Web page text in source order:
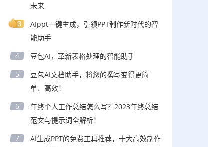
未来
AIppt一键生成，引领PPT制作新时代的智
能助手
4
豆包AI，革新表格处理的智能助手
5
豆包AI文档助手，将您的撰写变得更简
单、高效！
6
年终个人工作总结怎么写？2023年终总结
范文与提示词全解析！
7
AI生成PPT的免费工具推荐，十大高效制作